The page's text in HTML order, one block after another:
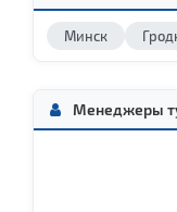
Минск
Менеджеры